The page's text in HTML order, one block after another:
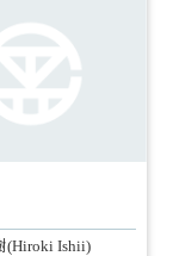
(Hiroki Ishii)